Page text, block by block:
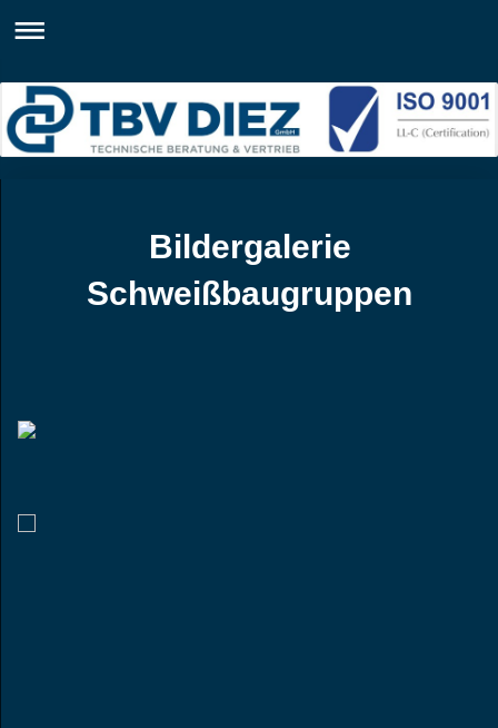
Bildergalerie
Schweißbaugruppen